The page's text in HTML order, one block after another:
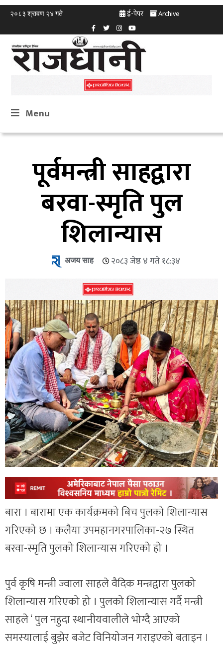
२०८३ श्रावण २४ गते ई-पेपर Archive
Menu
पूर्वमन्त्री साहद्वारा
बरवा-स्मृति पुल
शिलान्यास
अजय साह २०८३ जेष्ठ ४ गते १८:३४
बारा । बारामा एक कार्यक्रमको बिच पुलको शिलान्यास
गरिएको छ । कलैया उपमहानगरपालिका-२७ स्थित
बरवा-स्मृति पुलको शिलान्यास गरिएको हो ।
पुर्व कृषि मन्त्री ज्वाला साहले वैदिक मन्त्रद्वारा पुलको
शिलान्यास गरिएको हो । पुलको शिलान्यास गर्दै मन्त्री
साहले ‘ पुल नहुदा स्थानीयवालीले भोग्दै आएको
समस्यालाई बुझेर बजेट विनियोजन गराइएको बताइन ।